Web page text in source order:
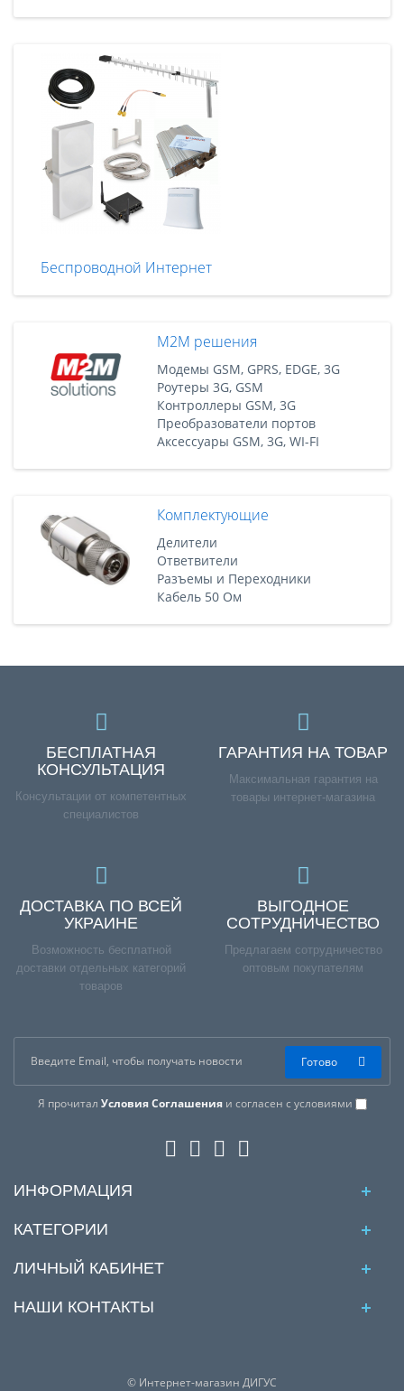
Беспроводной Интернет
M2M решения
Модемы GSM, GPRS, EDGE, 3G
Роутеры 3G, GSM
Контроллеры GSM, 3G
Преобразователи портов
Аксессуары GSM, 3G, WI-FI
Комплектующие
Делители
Ответвители
Разъемы и Переходники
Кабель 50 Ом
БЕСПЛАТНАЯ
КОНСУЛЬТАЦИЯ
Консультации от компетентных
специалистов
ГАРАНТИЯ НА ТОВАР
Максимальная гарантия на
товары интернет-магазина
ДОСТАВКА ПО ВСЕЙ
УКРАИНЕ
Возможность бесплатной
доставки отдельных категорий
товаров
ВЫГОДНОЕ
СОТРУДНИЧЕСТВО
Предлагаем сотрудничество
оптовым покупателям
Я прочитал Условия Соглашенияи согласен с условиями
Готово
ИНФОРМАЦИЯ
КАТЕГОРИИ
ЛИЧНЫЙ КАБИНЕТ
НАШИ КОНТАКТЫ
© Интернет-магазин ДИГУС